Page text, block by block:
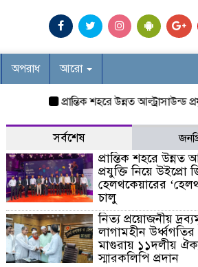
অপরাধ আরো
প্রান্তিক শহরে উন্নত আল্ট্রাসাউন্ড
সর্বশেষ
প্রান্তিক শহরে উন্নত
প্রযুক্তি নিয়ে উইপ্রো
হেলথকেয়ারের
চালু
নিত্য প্রয়োজনীয়
লাগামহীন উর্ধ্বগতির
মাগুরায় ১১দলীয়
স্মারকলিপি প্রদান